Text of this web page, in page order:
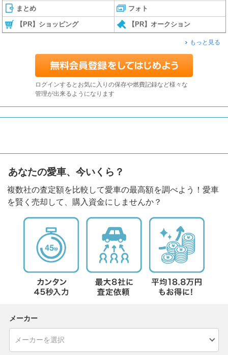
まとめ フォト
【PR】ショッピング 【PR】オークション
もっと見る
ログインするとお気に入りの保存や燃費記録など様々な
管理が出来るようになります
あなたの愛車、今いくら？
複数社の査定額を比較して愛車の最高額を調べよう！愛車
を賢く売却して、購入資金にしませんか？
メーカー